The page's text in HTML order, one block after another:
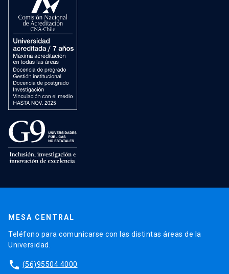
MESA CENTRAL
Teléfono para comunicarse con las distintas áreas de la
Universidad.
phone (56)95504 4000